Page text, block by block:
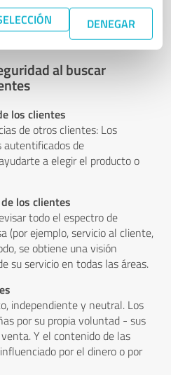
DENEGAR
|Última actualización: 23.04.2020
de un problema
al buscar
los clientes
de otros clientes: Los
autentificados de
a elegir el producto o
los clientes
todo el espectro de
(por ejemplo, servicio al cliente,
se obtiene una visión
su servicio en todas las áreas.
independiente y neutral. Los
por su propia voluntad - sus
Y el contenido de las
por el dinero o por